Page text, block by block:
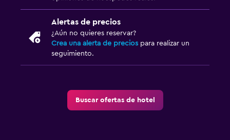
Alertas de precios
¿Aún no quieres reservar?
Crea una alerta de precios para realizar un
seguimiento.
Buscar ofertas de hotel